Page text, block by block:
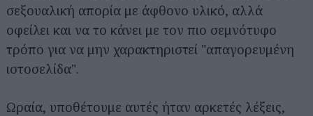
σεξουαλική απορία με άφθονο υλικό, αλλά
οφείλει και να το κάνει με τον πιο σεμνότυφο
τρόπο για να μην χαρακτηριστεί "απαγορευμένη
ιστοσελίδα".
Ωραία, υποθέτουμε αυτές ήταν αρκετές λέξεις,